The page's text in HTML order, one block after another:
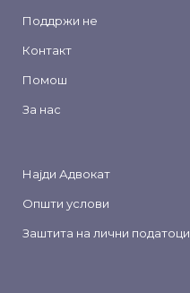
Поддржи не
Контакт
Помош
За нас
Најди Адвокат
Општи услови
Заштита на лични податоци